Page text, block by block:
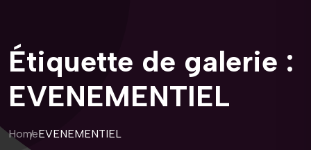
Étiquette de galerie :
EVENEMENTIEL
HomeEVENEMENTIEL